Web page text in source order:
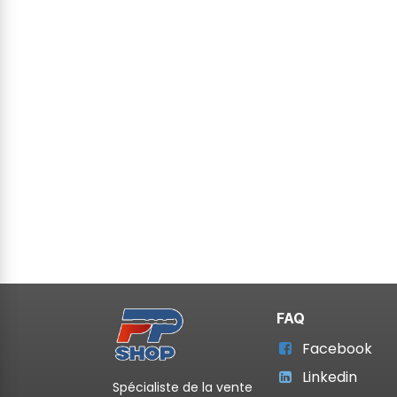
Spécialiste de la vente
FAQ
Facebook
Linkedin